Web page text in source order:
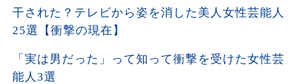
干された？テレビから姿を消した美人女性芸能人
25選【衝撃の現在】
「実は男だった」って知って衝撃を受けた女性芸
能人3選